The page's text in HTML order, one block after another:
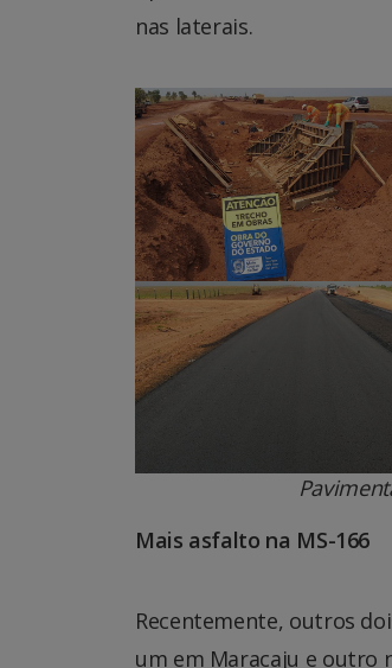
nas laterais.
Mais asfalto na MS-166
Recentemente, outros
um em Maracaju e outro